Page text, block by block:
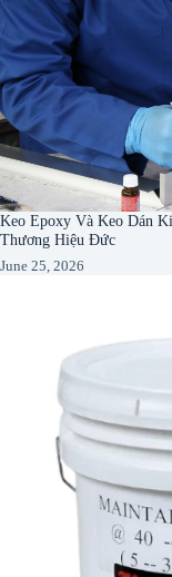
Keo Epoxy Và Keo Dán
Thương Hiệu Đức
June 25, 2026